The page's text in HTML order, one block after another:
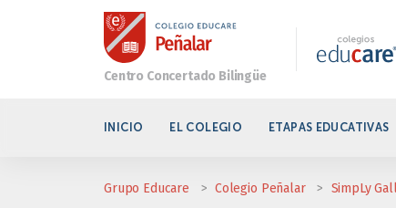
INICIO EL COLEGIO ETAPAS EDUCATIVAS
Grupo Educare > Colegio Peñalar > SimpLy